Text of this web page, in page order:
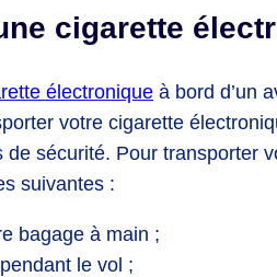
cigarette
électronique à bord d’un
votre cigarette
sécurité. Pour transporter
suivantes :
bagage à main ;
le vol ;